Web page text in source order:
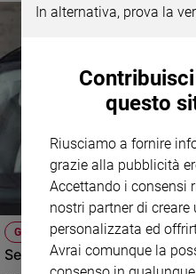
GOVERNO
Sei giorni per salvare il
In alternativa, prova la
questo
Riusciamo a fornire
grazie alla pubblicità
Accettando i consensi
nostri partner di creare
personalizzata ed
Avrai comunque la